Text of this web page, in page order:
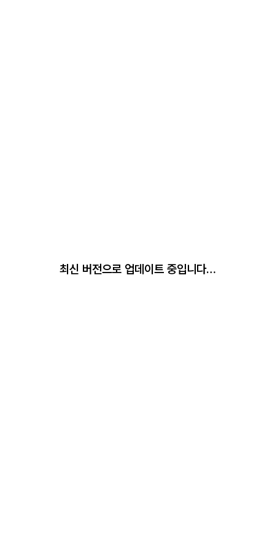
최신 버전으로 업데이트 중입니다…